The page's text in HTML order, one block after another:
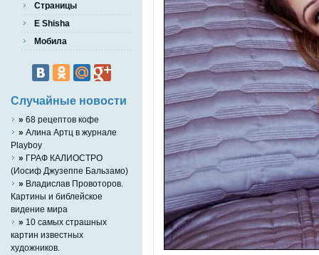
Страницы
E Shisha
Мобила
Случайные новости
» 68 рецептов кофе
» Алина Артц в журнале
Playboy
» ГРАФ КАЛИОСТРО
(Иосиф Джузеппе Бальзамо)
» Владислав Провоторов.
Картины и библейское
видение мира
» 10 самых страшных
картин известных
художников.